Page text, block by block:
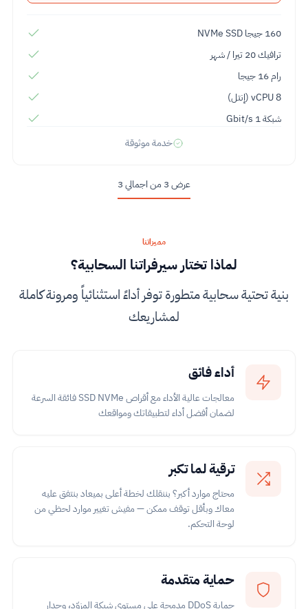
160 جيجا NVMe SSD
ترافيك 20 تيرا / شهر
رام 16 جيجا
8 vCPU (إنتل)
شبكة 1 Gbit/s
خدمة موثوقة
عرض 3 من اجمالي 3
مميزاتنا
لماذا تختار سيرفراتنا السحابية؟
بنية تحتية سحابية متطورة توفر أداءً استثنائياً ومرونة كاملة
لمشاريعك
أداء فائق
معالجات عالية الأداء مع أقراص SSD NVMe فائقة السرعة
لضمان أفضل أداء لتطبيقاتك ومواقعك
ترقية لما تكبر
محتاج موارد أكبر؟ بننقلك لخطة أعلى بميعاد بنتفق عليه
معاك وبأقل توقف ممكن — مفيش تغيير موارد لحظي من
لوحة التحكم.
حماية متقدمة
حماية DDoS مدمجة على مستوى شبكة المزوّد، وجدار